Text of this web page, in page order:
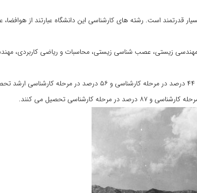
از لحاظ تحقیقاتی بسیار قدرتمند است. رشته های کارشناسی این دانشگاه عبارتند از
مهندسی زیستی، عصب شناسی زیستی، محاسبات و ریاضی کاربردی،
همچنین تعداد کل دانشجویان این دانشگاه نیز ۲ هزار و ۲۵۵ نفر است که ۴۴ درصد در مرحله